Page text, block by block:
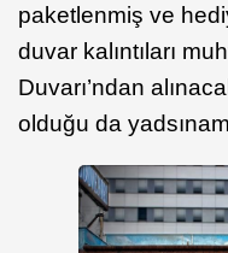
paketlenmiş ve
duvar kalıntıları
Duvarı’ndan
olduğu da